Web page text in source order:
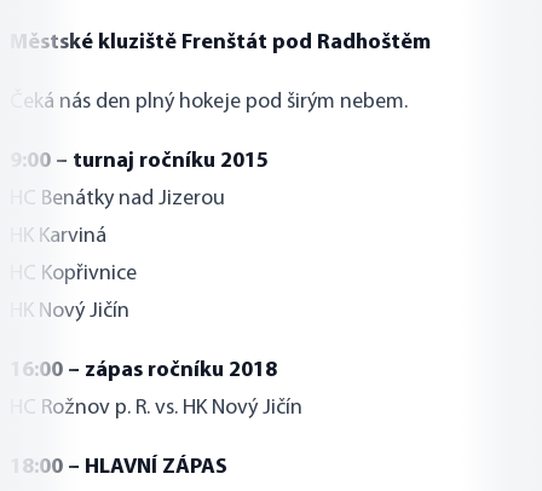
Městské kluziště Frenštát pod Radhoštěm
Čeká nás den plný hokeje pod širým nebem.
9:00 – turnaj ročníku 2015
HC Benátky nad Jizerou
HK Karviná
HC Kopřivnice
HK Nový Jičín
16:00 – zápas ročníku 2018
HC Rožnov p. R. vs. HK Nový Jičín
18:00 – HLAVNÍ ZÁPAS